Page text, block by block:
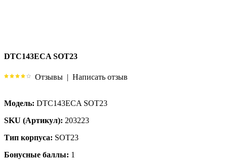
DTC143ECA SOT23
Отзывы | Написать отзыв
Модель: DTC143ECA SOT23
SKU (Артикул): 203223
Тип корпуса: SOT23
Бонусные баллы: 1